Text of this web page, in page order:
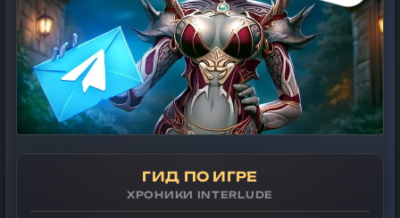
ГИД ПО ИГРЕ
ХРОНИКИ INTERLUDE